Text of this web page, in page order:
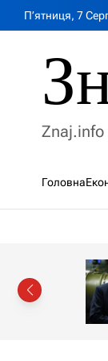
П’ятниця, 7
Znaj.info
Головна